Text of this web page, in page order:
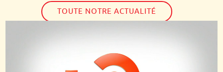
TOUTE NOTRE ACTUALITÉ